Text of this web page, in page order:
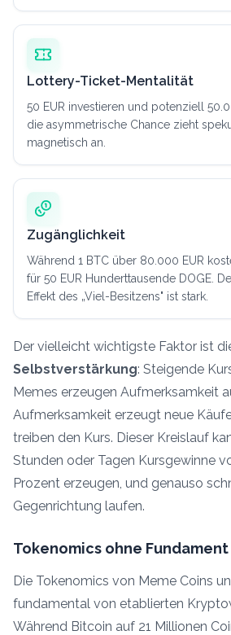
Lottery-Ticket-Mentalität
50 EUR investieren und potenziell
die asymmetrische Chance zieht
magnetisch an.
Zugänglichkeit
Während 1 BTC über 80.000 EUR
für 50 EUR Hunderttausende DOGE.
Effekt des „Viel-Besitzens" ist stark.
Der vielleicht wichtigste Faktor ist
Selbstverstärkung: Steigende
Memes erzeugen Aufmerksamkeit
Aufmerksamkeit erzeugt neue
treiben den Kurs. Dieser Kreislauf
Stunden oder Tagen Kursgewinne
Prozent erzeugen, und genauso
Gegenrichtung laufen.
Tokenomics ohne Fundament
Die Tokenomics von Meme Coins
fundamental von etablierten
Während Bitcoin auf 21 Millionen